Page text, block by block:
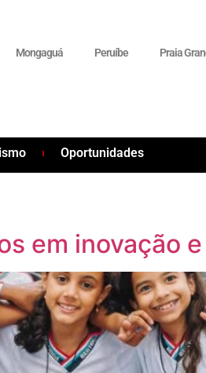
Mongaguá Peruíbe Praia
Oportunidades
em inovação